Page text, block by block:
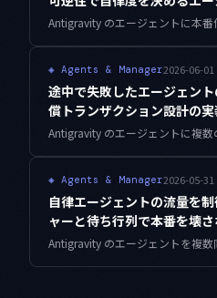
◈ Agents & Manager2026-06-01
途中で失敗したエージェン
償トランザクション設計の
◈ Agents & Manager2026-05-31
自律エージェントの流量を
ャーと待ち行列で本番を壊